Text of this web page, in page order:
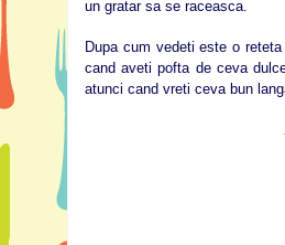
un gratar sa se raceasca.
Dupa cum vedeti este o
cand aveti pofta de ceva
atunci cand vreti ceva bun